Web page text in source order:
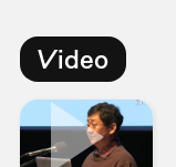
Video